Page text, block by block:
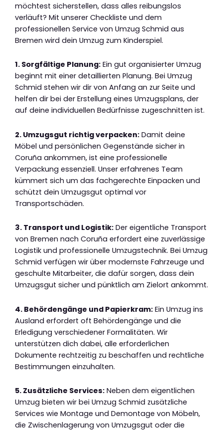
möchtest sicherstellen, dass alles reibungslos
verläuft? Mit unserer Checkliste und dem
professionellen Service von Umzug Schmid aus
Bremen wird dein Umzug zum Kinderspiel.
1. Sorgfältige Planung: Ein gut organisierter Umzug
beginnt mit einer detaillierten Planung. Bei Umzug
Schmid stehen wir dir von Anfang an zur Seite und
helfen dir bei der Erstellung eines Umzugsplans, der
auf deine individuellen Bedürfnisse zugeschnitten ist.
2. Umzugsgut richtig verpacken: Damit deine
Möbel und persönlichen Gegenstände sicher in
Coruña ankommen, ist eine professionelle
Verpackung essenziell. Unser erfahrenes Team
kümmert sich um das fachgerechte Einpacken und
schützt dein Umzugsgut optimal vor
Transportschäden.
3. Transport und Logistik: Der eigentliche Transport
von Bremen nach Coruña erfordert eine zuverlässige
Logistik und professionelle Umzugstechnik. Bei Umzug
Schmid verfügen wir über modernste Fahrzeuge und
geschulte Mitarbeiter, die dafür sorgen, dass dein
Umzugsgut sicher und pünktlich am Zielort ankommt.
4. Behördengänge und Papierkram: Ein Umzug ins
Ausland erfordert oft Behördengänge und die
Erledigung verschiedener Formalitäten. Wir
unterstützen dich dabei, alle erforderlichen
Dokumente rechtzeitig zu beschaffen und rechtliche
Bestimmungen einzuhalten.
5. Zusätzliche Services: Neben dem eigentlichen
Umzug bieten wir bei Umzug Schmid zusätzliche
Services wie Montage und Demontage von Möbeln,
die Zwischenlagerung von Umzugsgut oder die